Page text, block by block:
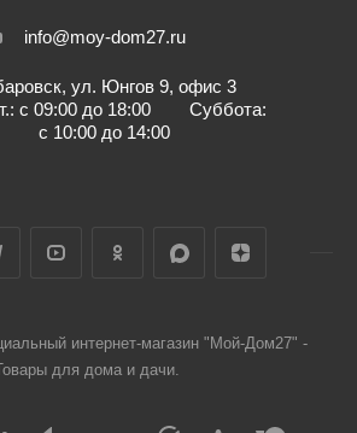
info@moy-dom27.ru
ул. Юнгов 9, офис 3
с 09:00 до 18:00 Суббота:
с 10:00 до 14:00
интернет-магазин "Мой-Дом27" -
для дома и дачи.